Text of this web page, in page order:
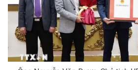
Hậu trường
Nhân vật
Khán giả
Giải sao mai
Điện ảnh
Âm nhạc
Sao
Đời sống
Du lịch
Làm đẹp
Giáo dục